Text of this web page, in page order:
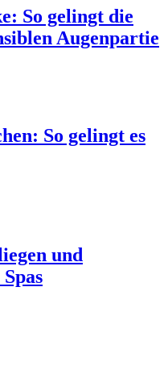
So gelingt die
Augenpartie
So gelingt es
und